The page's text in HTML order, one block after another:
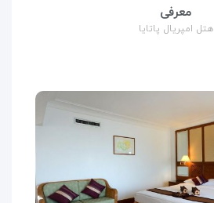
معرفی
هتل امپریال پاتایا